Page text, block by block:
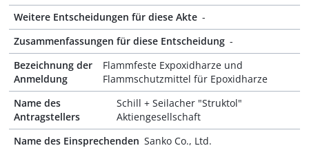
Weitere Entscheidungen für diese Akte -
Zusammenfassungen für diese Entscheidung -
Bezeichnung der
Anmeldung
Flammfeste Expoxidharze und
Flammschutzmittel für Epoxidharze
Name des
Antragstellers
Schill + Seilacher "Struktol"
Aktiengesellschaft
Name des Einsprechenden Sanko Co., Ltd.